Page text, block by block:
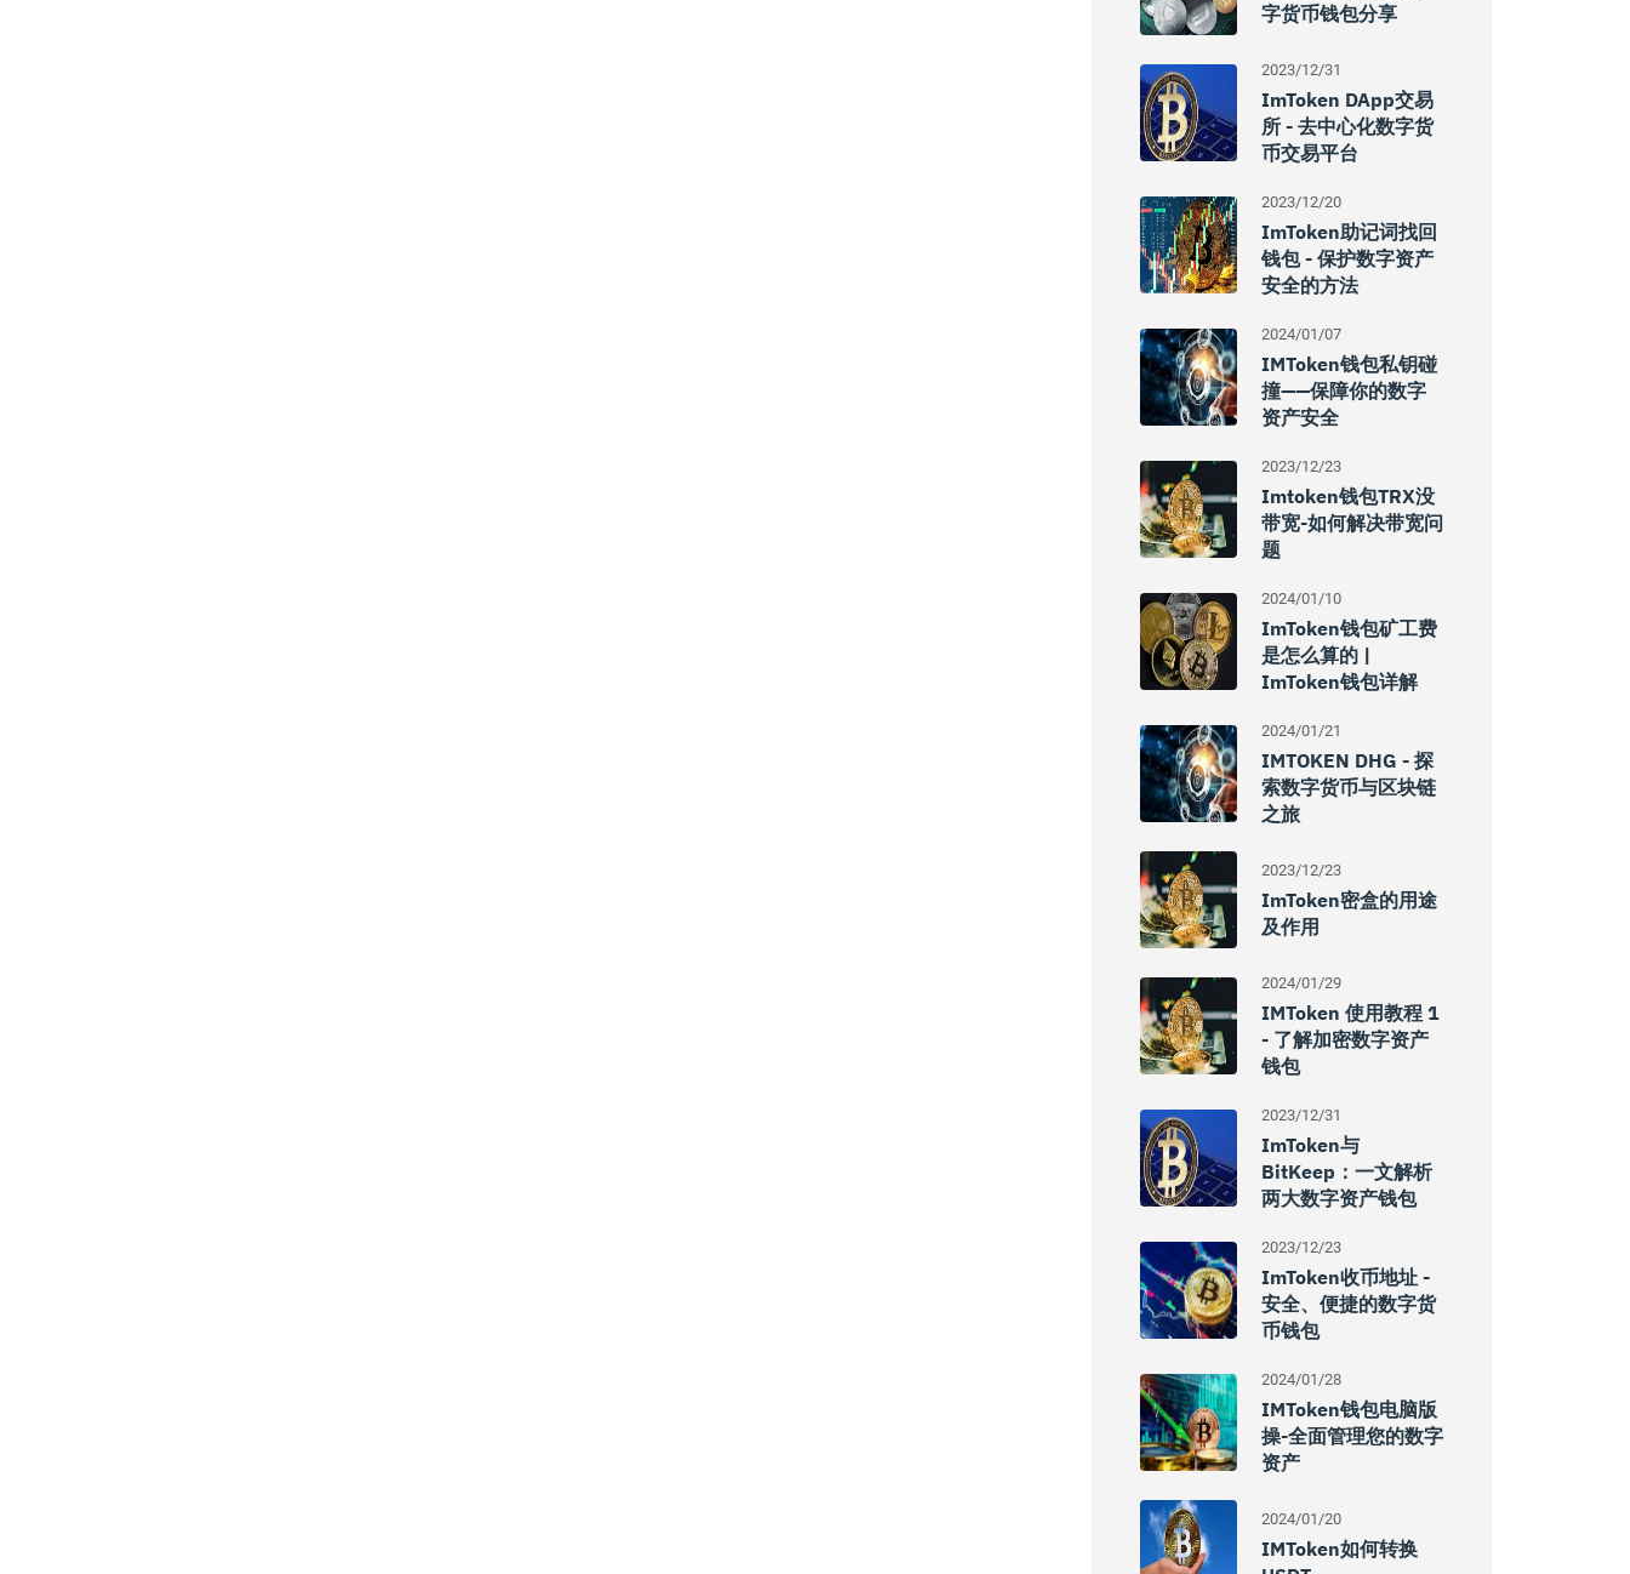
字货币钱包分享
2023/12/31
ImToken DApp交易
所 - 去中心化数字货
币交易平台
2023/12/20
ImToken助记词找回
钱包 - 保护数字资产
安全的方法
2024/01/07
IMToken钱包私钥碰
撞——保障你的数字
资产安全
2023/12/23
Imtoken钱包TRX没
带宽-如何解决带宽问
题
2024/01/10
ImToken钱包矿工费
是怎么算的 |
ImToken钱包详解
2024/01/21
IMTOKEN DHG - 探
索数字货币与区块链
之旅
2023/12/23
ImToken密盒的用途
及作用
2024/01/29
IMToken 使用教程 1
- 了解加密数字资产
钱包
2023/12/31
ImToken与
BitKeep：一文解析
两大数字资产钱包
2023/12/23
ImToken收币地址 -
安全、便捷的数字货
币钱包
2024/01/28
IMToken钱包电脑版
操-全面管理您的数字
资产
2024/01/20
IMToken如何转换